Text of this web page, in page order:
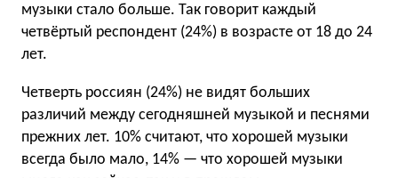
музыки стало больше. Так говорит каждый
четвёртый респондент (24%) в возрасте от 18 до 24
лет.
Четверть россиян (24%) не видят больших
различий между сегодняшней музыкой и песнями
прежних лет. 10% считают, что хорошей музыки
всегда было мало, 14% — что хорошей музыки